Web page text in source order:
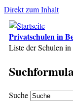
Direkt zum Inhalt
Privatschulen in
Liste der Schulen
Suche